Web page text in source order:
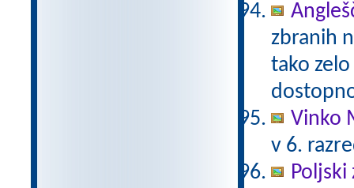
zbranih
tako
Vinko
v 6.
Poljski